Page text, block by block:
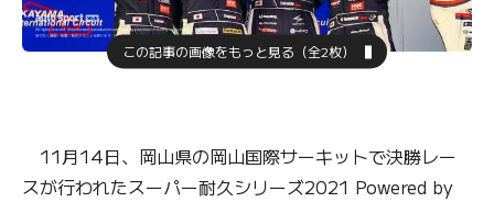
この記事の画像をもっと見る（全2枚）
11月14日、岡山県の岡山国際サーキットで決勝レー
スが行われたスーパー耐久シリーズ2021 Powered by